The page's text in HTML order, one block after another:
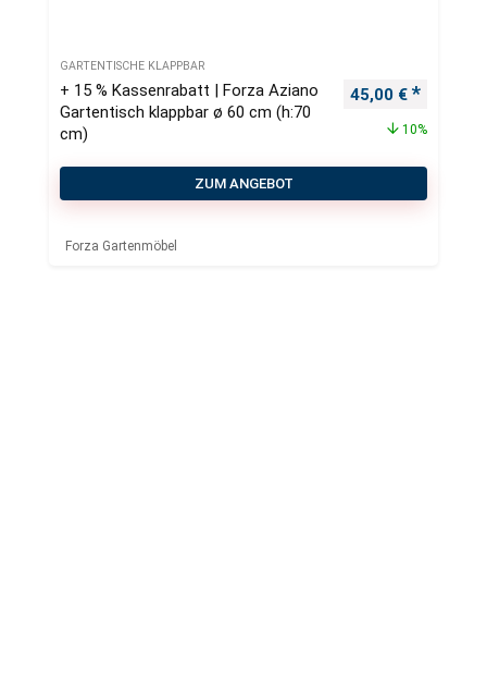
GARTENTISCHE KLAPPBAR
+ 15 % Kassenrabatt | Forza Aziano
Gartentisch klappbar ø 60 cm (h:70
cm)
Ursprünglicher
45,00 €
10%
ZUM ANGEBOT
Forza Gartenmöbel